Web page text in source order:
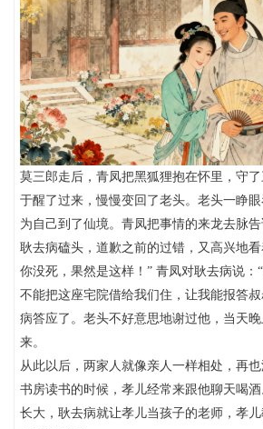
莫三郎走后，青凤把黑狐狸抱在怀里，守
于醒了过来，慢慢变回了老头。老头一睁
为自己到了仙境。青凤把事情的来龙去脉
耿去病磕头，道歉之前的过错，又高兴地
你没死，果然是这样！” 青凤对耿去病说：
不能把这座宅院借给我们住，让我能报答
病答应了。老头不好意思地谢过他，当天
来。
从此以后，两家人就像亲人一样相处，再
书房读书的时候，孝儿经常来跟他聊天喝
长大，耿去病就让孝儿当孩子的老师，孝